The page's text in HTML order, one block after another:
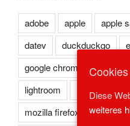
adobe apple apple
datev
duckduckgo
google chrome
lightroom
microsoft edge
mozilla firefox
norton
Cookies
Diese
weiteres